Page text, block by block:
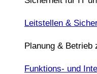
Leitstellen &
Planung &
Funktions- und